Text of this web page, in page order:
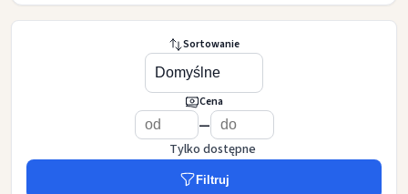
Sortowanie
Cena
—
Tylko dostępne
Filtruj